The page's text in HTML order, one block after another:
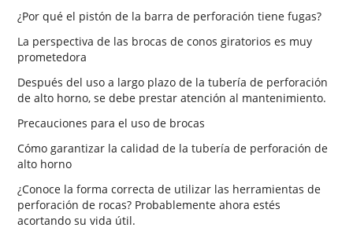
¿Por qué el pistón de la barra de perforación tiene fugas?
La perspectiva de las brocas de conos giratorios es muy
prometedora
Después del uso a largo plazo de la tubería de perforación
de alto horno, se debe prestar atención al mantenimiento.
Precauciones para el uso de brocas
Cómo garantizar la calidad de la tubería de perforación de
alto horno
¿Conoce la forma correcta de utilizar las herramientas de
perforación de rocas? Probablemente ahora estés
acortando su vida útil.